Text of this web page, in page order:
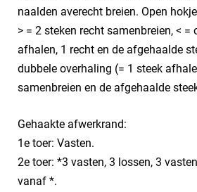
naalden averecht breien. Open
> = 2 steken recht samenbreien, < =
afhalen, 1 recht en de afgehaalde
dubbele overhaling (= 1 steek
samenbreien en de afgehaalde
Gehaakte afwerkrand:
1e toer: Vasten.
2e toer: *3 vasten, 3 lossen, 3
vanaf *.